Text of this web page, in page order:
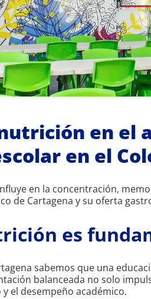
en el
en el
en la concentración,
de Cartagena y su oferta
es
sabemos que una
balanceada no solo
el desempeño académico.